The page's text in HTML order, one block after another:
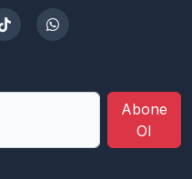
Abone
Ol